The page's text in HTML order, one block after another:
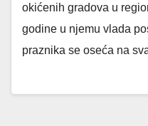
okićenih gradova u
godine u njemu vlada
praznika se oseća na